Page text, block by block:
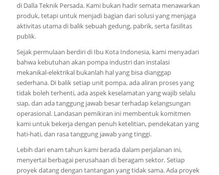
di Dalla Teknik Persada. Kami bukan hadir semata menawarkan
produk, tetapi untuk menjadi bagian dari solusi yang menjaga
aktivitas utama di balik sebuah gedung, pabrik, serta fasilitas
publik.
Sejak permulaan berdiri di Ibu Kota Indonesia, kami menyadari
bahwa kebutuhan akan pompa industri dan instalasi
mekanikal-elektrikal bukanlah hal yang bisa dianggap
sederhana. Di balik setiap unit pompa, ada aliran proses yang
tidak boleh terhenti, ada aspek keselamatan yang wajib selalu
siap, dan ada tanggung jawab besar terhadap kelangsungan
operasional. Landasan pemikiran ini membentuk komitmen
kami untuk bekerja dengan penuh ketelitian, pendekatan yang
hati-hati, dan rasa tanggung jawab yang tinggi.
Lebih dari enam tahun kami berada dalam perjalanan ini,
menyertai berbagai perusahaan di beragam sektor. Setiap
proyek datang dengan tantangan yang tidak sama. Ada proyek